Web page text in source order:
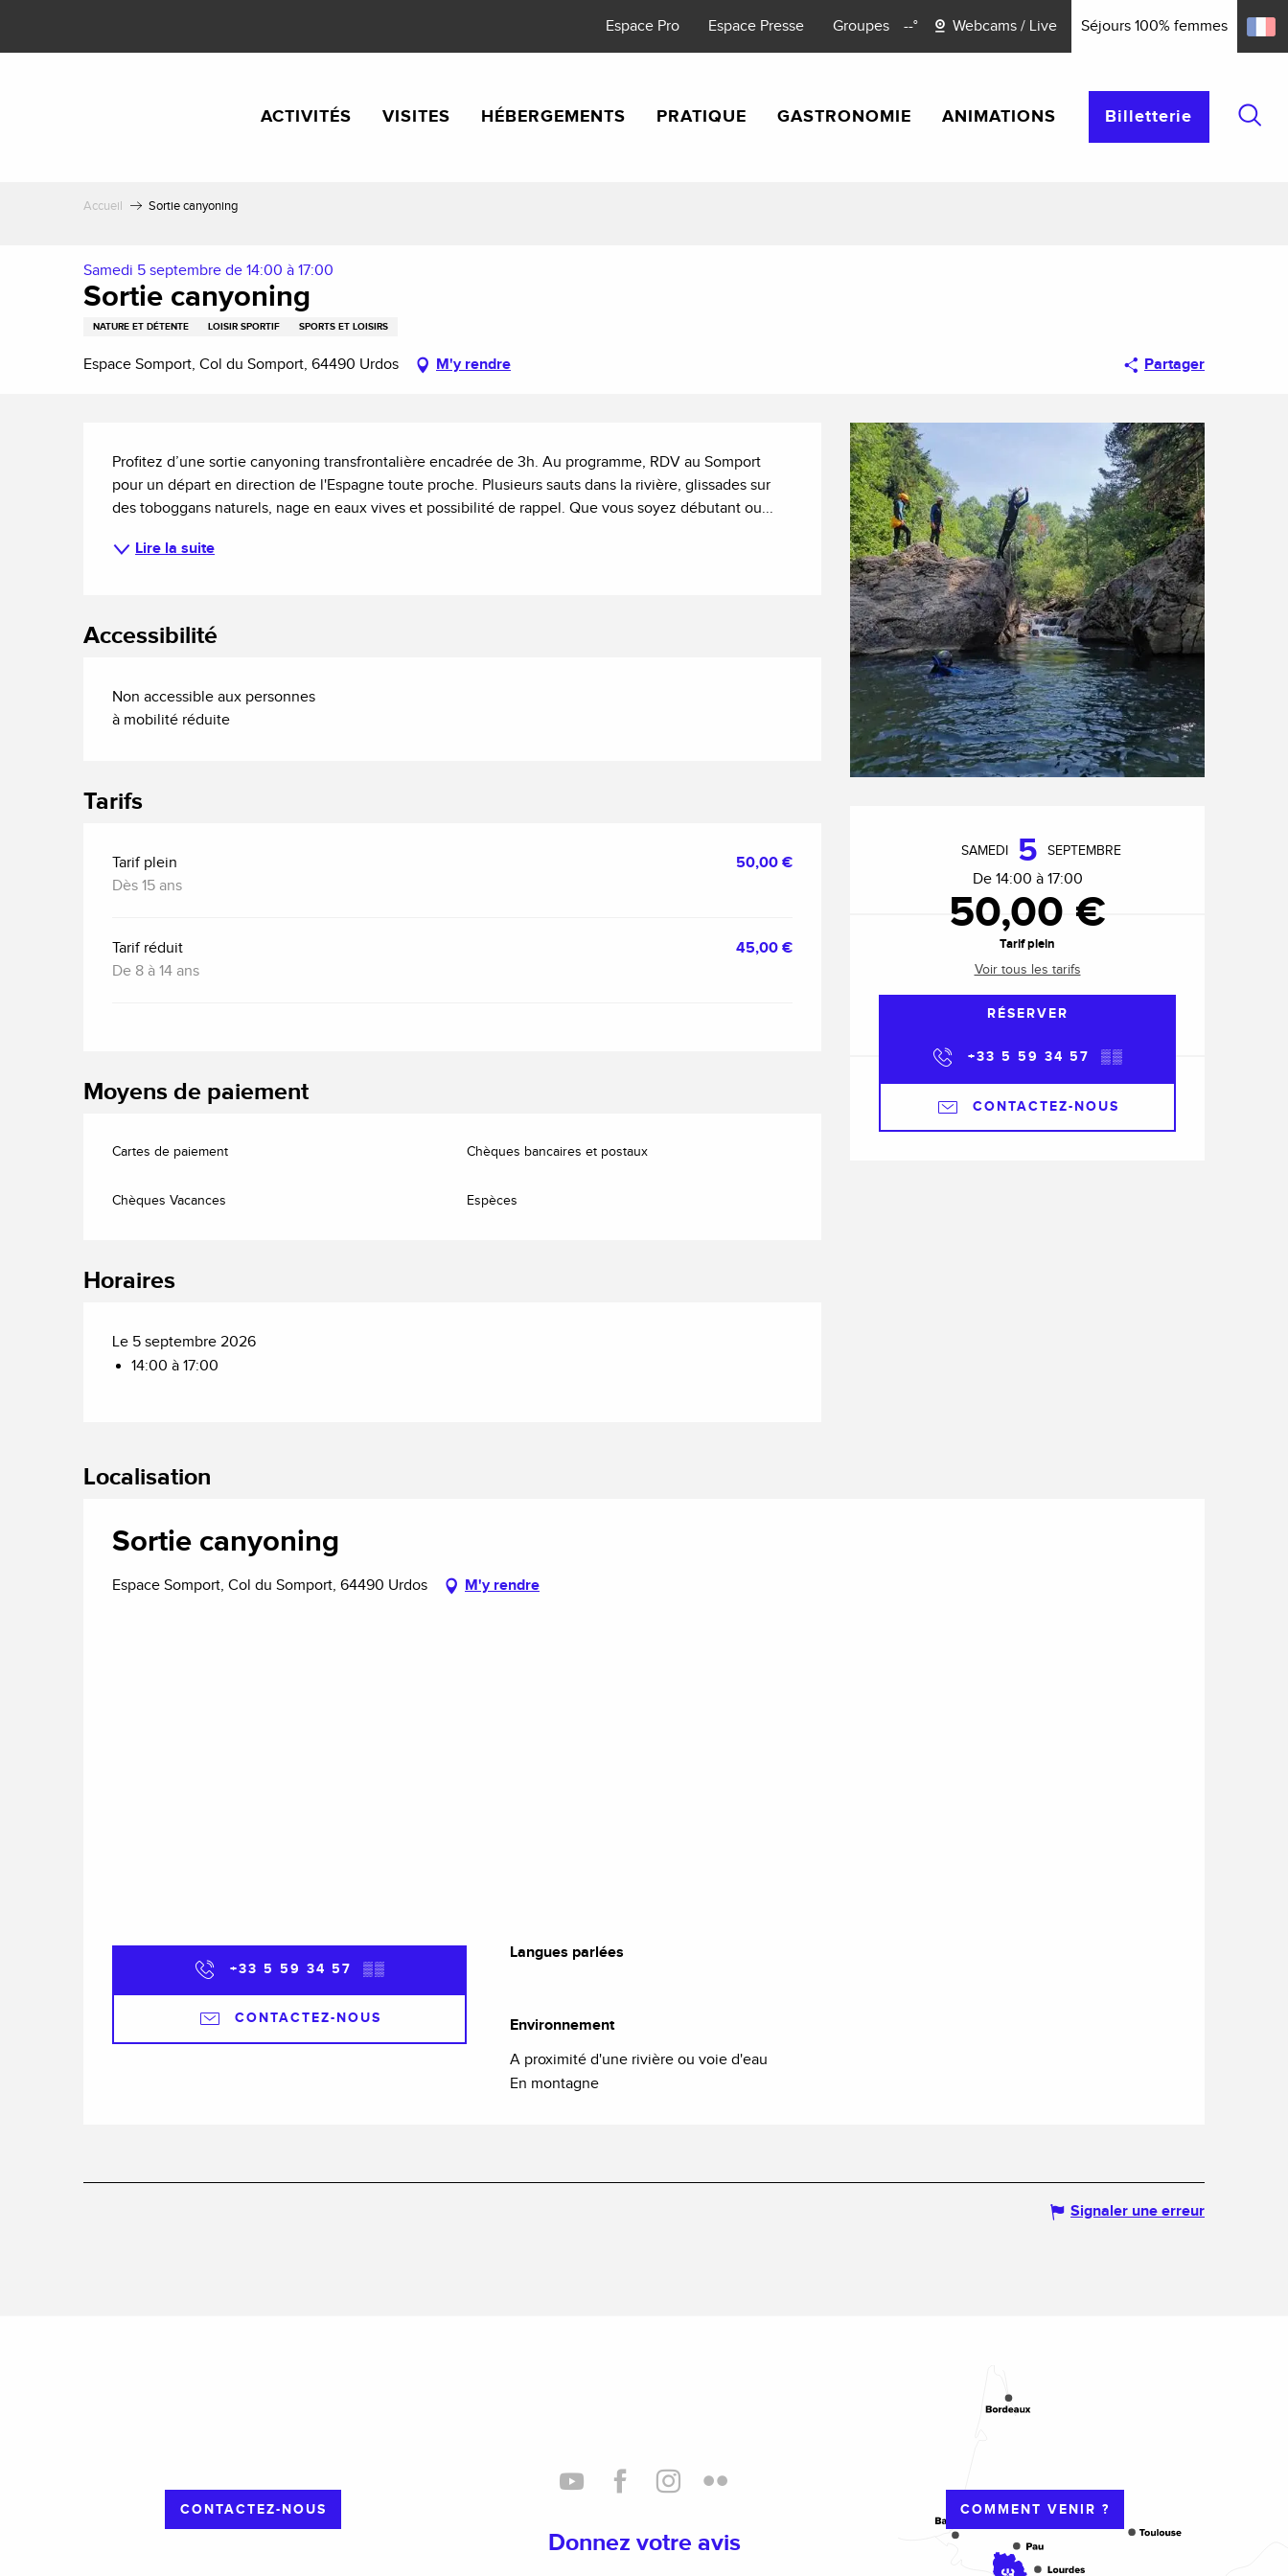
contenu
Espace Pro Espace Presse Groupes --° Webcams / Live Séjours 100% femmes
ACTIVITÉS VISITES HÉBERGEMENTS PRATIQUE GASTRONOMIE ANIMATIONS Billetterie
Accueil Sortie canyoning
Samedi 5 septembre de 14:00 à 17:00
Sortie canyoning
NATURE ET DÉTENTE LOISIR SPORTIF SPORTS ET LOISIRS
Espace Somport, Col du Somport, 64490 Urdos M'y rendre Partager
SAMEDI 5 SEPTEMBRE
De 14:00 à 17:00
50,00 €
Tarif plein
Voir tous les tarifs
RÉSERVER
+33 5 59 34 57 ▒▒
CONTACTEZ-NOUS
Profitez d’une sortie canyoning transfrontalière encadrée de 3h. Au programme, RDV au Somport
pour un départ en direction de l'Espagne toute proche. Plusieurs sauts dans la rivière, glissades sur
des toboggans naturels, nage en eaux vives et possibilité de rappel. Que vous soyez débutant ou...
Lire la suite
Accessibilité
Non accessible aux personnes
à mobilité réduite
Tarifs
Tarif plein
Dès 15 ans
50,00 €
Tarif réduit
De 8 à 14 ans
45,00 €
Moyens de paiement
Cartes de paiement Chèques bancaires et postaux
Chèques Vacances Espèces
Horaires
Le 5 septembre 2026
14:00 à 17:00
Localisation
Sortie canyoning
Espace Somport, Col du Somport, 64490 Urdos M'y rendre
+33 5 59 34 57 ▒▒
CONTACTEZ-NOUS
Langues parlées
Langues parlées
Environnement
Environnement
A proximité d'une rivière ou voie d'eau
En montagne
Signaler une erreur
CONTACTEZ-NOUS
Donnez votre avis
COMMENT VENIR ?